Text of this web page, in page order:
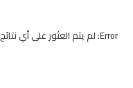
Error: لم يتم العثور على أي نتائج